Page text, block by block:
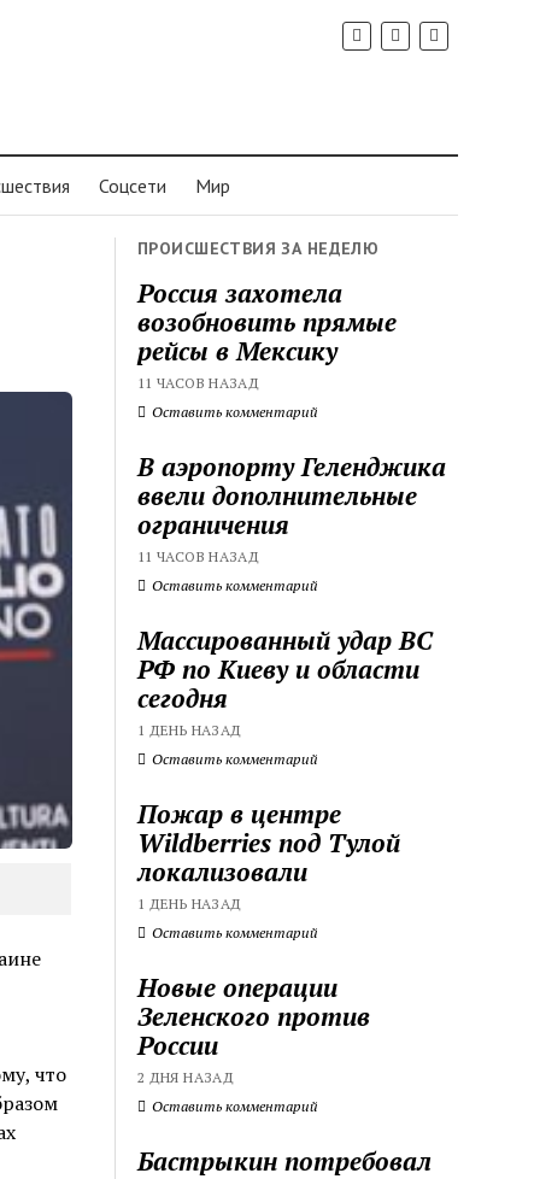
Соцсети Мир
что
ПРОИСШЕСТВИЯ ЗА НЕДЕЛЮ
Россия захотела
возобновить прямые
рейсы в Мексику
11 ЧАСОВ НАЗАД
Оставить комментарий
В аэропорту Геленджика
ввели дополнительные
ограничения
11 ЧАСОВ НАЗАД
Оставить комментарий
Массированный удар ВС
РФ по Киеву и области
сегодня
1 ДЕНЬ НАЗАД
Оставить комментарий
Пожар в центре
Wildberries под Тулой
локализовали
1 ДЕНЬ НАЗАД
Оставить комментарий
Новые операции
Зеленского против
России
2 ДНЯ НАЗАД
Оставить комментарий
Бастрыкин потребовал